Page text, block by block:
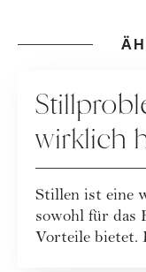
wirklich
Stillen ist eine
sowohl für das
Vorteile bietet.